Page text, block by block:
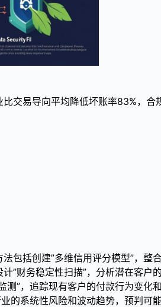
交易导向平均降低坏账率83%，合
包括创建”多维信用评分模型”，整
”财务稳定性扫描”，分析潜在客户
测”，追踪现有客户的付款行为变化
的系统性风险和波动趋势，预判可